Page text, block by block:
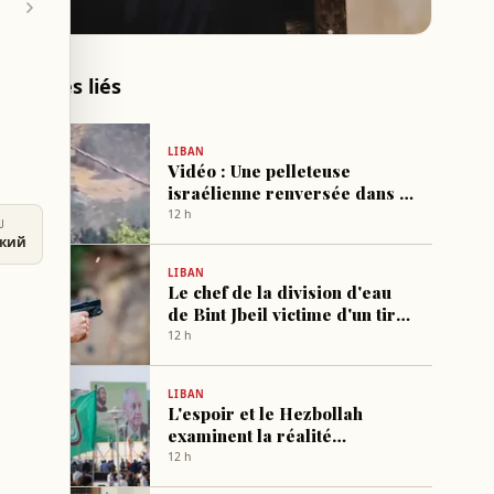
Articles liés
LIBAN
Vidéo : Une pelleteuse
israélienne renversée dans la
localité de Zoutrah Est
12 h
LIBAN
Le chef de la division d'eau
de Bint Jbeil victime d'un tir
armé
12 h
LIBAN
L'espoir et le Hezbollah
examinent la réalité
éducative pour l'année
12 h